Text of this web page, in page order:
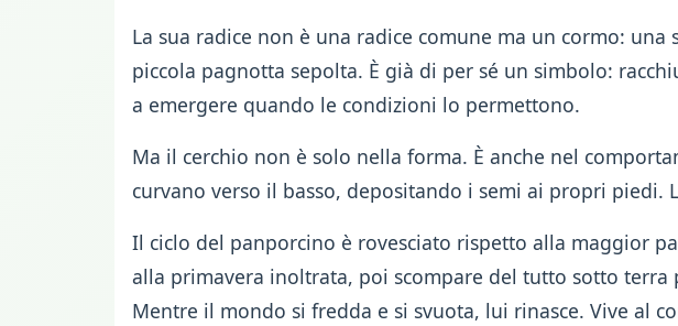
La sua radice non è una radice comune ma un cormo:
piccola pagnotta sepolta. È già di per sé un simbolo:
a emergere quando le condizioni lo permettono.
Ma il cerchio non è solo nella forma. È anche nel
curvano verso il basso, depositando i semi ai propri piedi.
Il ciclo del panporcino è rovesciato rispetto alla maggior
alla primavera inoltrata, poi scompare del tutto sotto
Mentre il mondo si fredda e si svuota, lui rinasce. Vive al